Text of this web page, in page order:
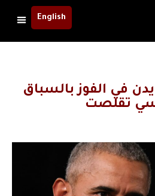
English
في الفوز بالسباق
تقلصت